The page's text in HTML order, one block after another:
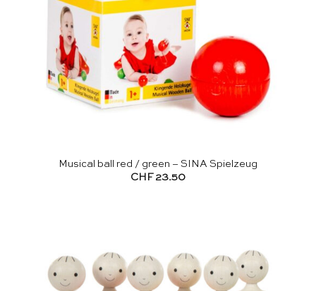
Musical ball red / green – SINA Spielzeug
CHF 23.50